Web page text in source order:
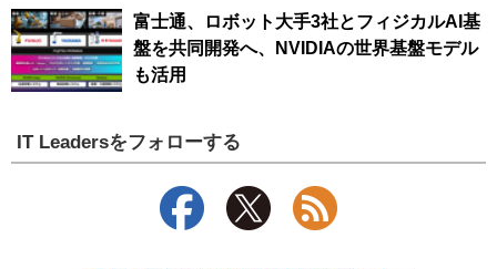
富士通、ロボット大手3社とフィジカルAI基
盤を共同開発へ、NVIDIAの世界基盤モデル
も活用
IT Leadersをフォローする